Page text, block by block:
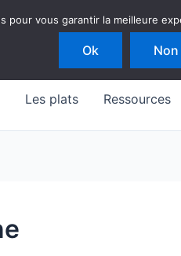
Les plats Ressources
pour vous garantir la meilleure
Ok Non